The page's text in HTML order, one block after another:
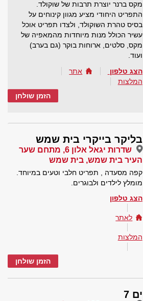
מקס ברנר יוצרת תרבות של שוקולד.
התפריט היחודי מציע מגוון קינוחים על
בסיס טהרת השוקולד, ולצדו תפריט אוכל
עשיר הכולל מנות מיוחדות מהמאפיה של
מקס, סלטים, ארוחות בוקר (גם בערב)
ועוד.
הצג טלפון
אתר
המלצות
הזמן שולחן
בליקר בייקרי בית שמש
שדרות יגאל אלון 6, מתחם שער
העיר בית שמש, בית שמש
קפה מסעדה , תפריט חלבי וטעים במיוחד.
מומלץ לילדים ולבוגרים.
הצג טלפון
לאתר
המלצות
הזמן שולחן
ים 7